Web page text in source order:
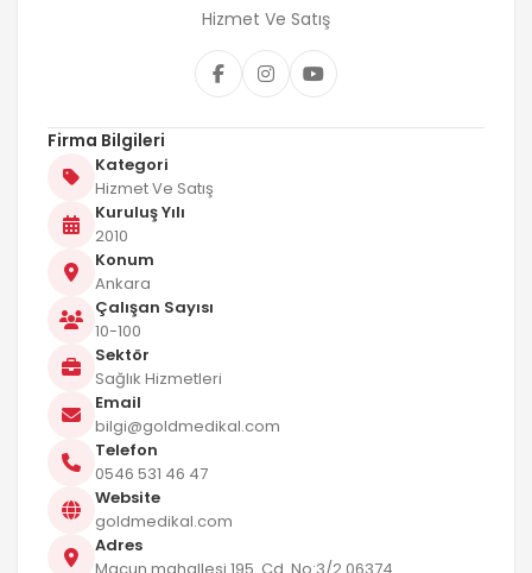
Hizmet Ve Satış
Firma Bilgileri
Kategori
Hizmet Ve Satış
Kuruluş Yılı
2010
Konum
Ankara
Çalışan Sayısı
10-100
Sektör
Sağlık Hizmetleri
Email
bilgi@goldmedikal.com
Telefon
0546 531 46 47
Website
goldmedikal.com
Adres